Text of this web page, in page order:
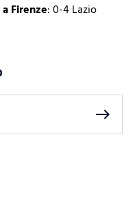
Firenze: 0-4 Lazio
east